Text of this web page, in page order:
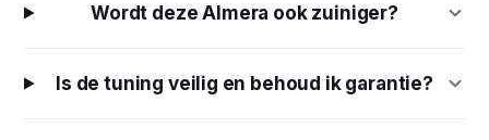
Wordt deze Almera ook zuiniger?
Is de tuning veilig en behoud ik garantie?